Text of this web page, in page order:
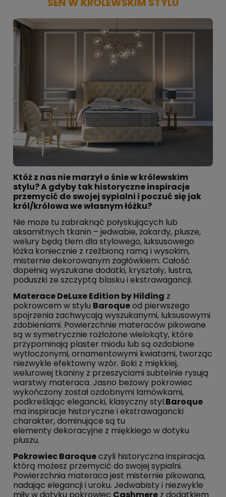
Któż z nas nie marzył o śnie w królewskim
stylu? A gdyby tak historyczne inspiracje
przemycić do swojej sypialni i poczuć się jak
król/królowa we własnym łóżku?
Nie może tu zabraknąć połyskujących lub
aksamitnych tkanin – jedwabie, żakardy, plusze,
welury będą tłem dla stylowego, luksusowego
łóżka koniecznie z rzeźbioną ramą i wysokim,
misternie dekorowanym zagłówkiem. Całość
dopełnią wyszukane dodatki, kryształy, lustra,
poduszki ze szczyptą blasku i ekstrawagancji.
Materace DeLuxe Edition by Hilding z
pokrowcem w stylu Baroqueod pierwszego
spojrzenia zachwycają wyszukanymi, luksusowymi
zdobieniami. Powierzchnie materaców pikowane
są w symetrycznie rozłożone wielokąty, które
przypominają plaster miodu lub są ozdobione
wytłoczonymi, ornamentowymi kwiatami, tworząc
niezwykle efektowny wzór. Boki z miękkiej,
welurowej tkaniny z przeszyciami subtelnie rysują
warstwy materaca. Jasno beżowy pokrowiec
wykończony został ozdobnymi lamówkami,
podkreślając elegancki, klasyczny styl.Baroque
ma inspiracje historyczne i ekstrawagancki
charakter, dominujące są tu
elementy dekoracyjne z miękkiego w dotyku
pluszu.
Pokrowiec Baroqueczyli historyczna inspiracja,
którą możesz przemycić do swojej sypialni.
Powierzchnia materaca jest misternie pikowana,
nadając elegancji i uroku. Jedwabisty i niezwykle